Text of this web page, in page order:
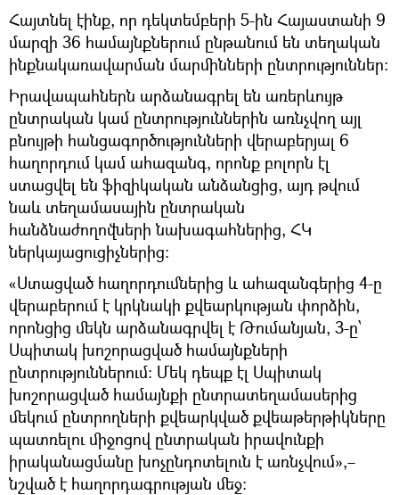
Հայտնել էինք, որ դեկտեմբերի 5-ին Հայաստանի 9
մարզի 36 համայնքներում ընթանում են տեղական
ինքնակառավարման մարմինների ընտրություններ։
Իրավապահներն արձանագրել են առերևույթ
ընտրական կամ ընտրություններին առնչվող այլ
բնույթի հանցագործությունների վերաբերյալ 6
հաղորդում կամ ահազանգ, որոնք բոլորն էլ
ստացվել են ֆիզիկական անձանցից, այդ թվում
նաև տեղամասային ընտրական
հանձնաժողովների նախագահներից, ՀԿ
ներկայացուցիչներից։
«Ստացված հաղորդումներից և ահազանգերից 4-ը
վերաբերում է կրկնակի քվեարկության փորձին,
որոնցից մեկն արձանագրվել է Թումանյան, 3-ը՝
Սպիտակ խոշորացված համայնքների
ընտրություններում։ Մեկ դեպք էլ Սպիտակ
խոշորացված համայնքի ընտրատեղամասերից
մեկում ընտրողների քվեարկված քվեաթերթիկները
պատռելու միջոցով ընտրական իրավունքի
իրականացմանը խոչընդոտելուն է առնչվում»,–
նշված է հաղորդագրության մեջ։